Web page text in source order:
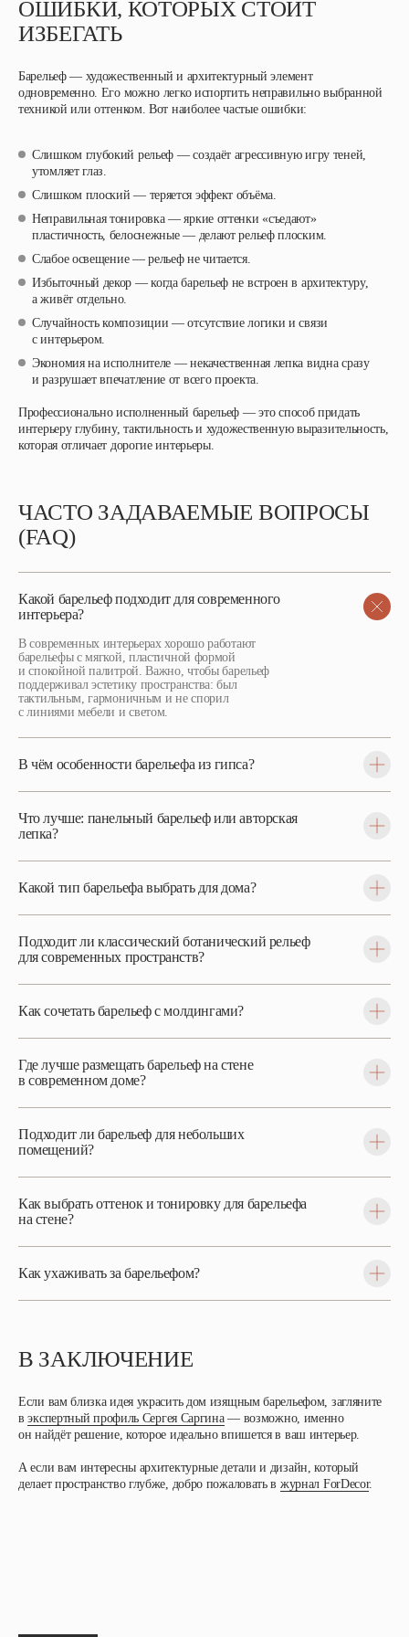
ОШИБКИ, КОТОРЫХ СТОИТ
ИЗБЕГАТЬ
Барельеф — художественный и архитектурный элемент
одновременно. Его можно легко испортить неправильно выбранной
техникой или оттенком. Вот наиболее частые ошибки:
Слишком глубокий рельеф — создаёт агрессивную игру теней,
утомляет глаз.
Слишком плоский — теряется эффект объёма.
Неправильная тонировка — яркие оттенки «съедают»
пластичность, белоснежные — делают рельеф плоским.
Слабое освещение — рельеф не читается.
Избыточный декор — когда барельеф не встроен в архитектуру,
а живёт отдельно.
Случайность композиции — отсутствие логики и связи
с интерьером.
Экономия на исполнителе — некачественная лепка видна сразу
и разрушает впечатление от всего проекта.
Профессионально исполненный барельеф — это способ придать
интерьеру глубину, тактильность и художественную выразительность,
которая отличает дорогие интерьеры.
ЧАСТО ЗАДАВАЕМЫЕ ВОПРОСЫ
(FAQ)
Какой барельеф подходит для современного
интерьера?
В современных интерьерах хорошо работают
барельефы с мягкой, пластичной формой
и спокойной палитрой. Важно, чтобы барельеф
поддерживал эстетику пространства: был
тактильным, гармоничным и не спорил
с линиями мебели и светом.
В чём особенности барельефа из гипса?
Что лучше: панельный барельеф или авторская
лепка?
Какой тип барельефа выбрать для дома?
Подходит ли классический ботанический рельеф
для современных пространств?
Как сочетать барельеф с молдингами?
Где лучше размещать барельеф на стене
в современном доме?
Подходит ли барельеф для небольших
помещений?
Как выбрать оттенок и тонировку для барельефа
на стене?
Как ухаживать за барельефом?
В ЗАКЛЮЧЕНИЕ
Если вам близка идея украсить дом изящным барельефом, загляните
вэкспертный профиль Сергея Саргина— возможно, именно
он найдёт решение, которое идеально впишется в ваш интерьер.
А если вам интересны архитектурные детали и дизайн, который
делает пространство глубже, добро пожаловать в журнал ForDecor.